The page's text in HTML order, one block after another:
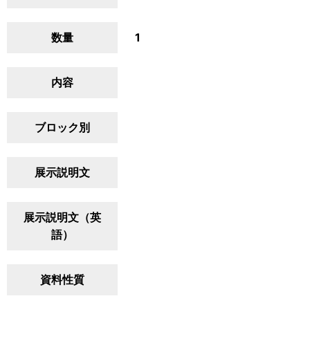
数量 1
内容
ブロック別
展示説明文
展示説明文（英
語）
資料性質